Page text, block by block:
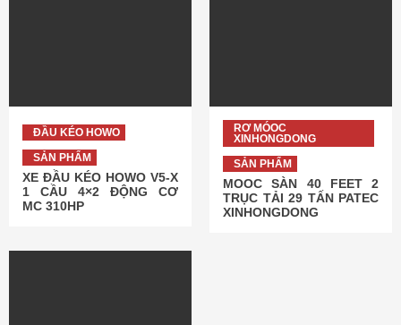
ĐẦU KÉO HOWO
SẢN PHẨM
XE ĐẦU KÉO HOWO V5-X
1 CẦU 4×2 ĐỘNG CƠ
MC 310HP
RƠ MÓOC
XINHONGDONG
SẢN PHẨM
MOOC SÀN 40 FEET 2
TRỤC TẢI 29 TẤN PATEC
XINHONGDONG